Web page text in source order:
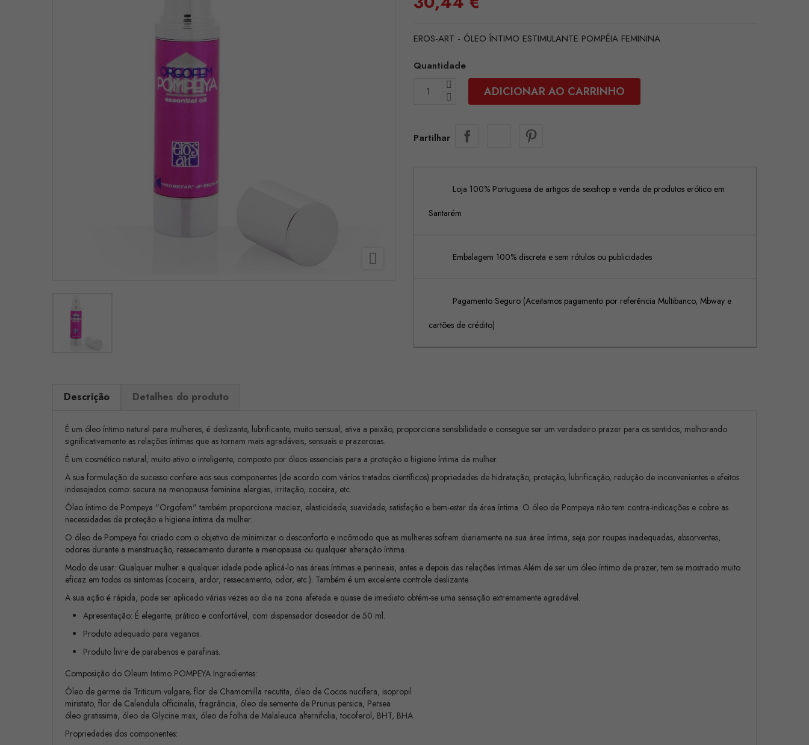

EROS-ART - ÓLEO ÍNTIMO ESTIMULANTE POMPÉIA FEMININA
Quantidade
ADICIONAR AO CARRINHO
Partilhar
Loja 100% Portuguesa de artigos de sexshop e venda de produtos erótico em
Santarém
Embalagem 100% discreta e sem rótulos ou publicidades
Pagamento Seguro (Aceitamos pagamento por referência Multibanco, Mbway e
cartões de crédito)
Descrição Detalhes do produto
É um óleo íntimo natural para mulheres, é deslizante, lubrificante, muito sensual, ativa a paixão, proporciona sensibilidade e consegue ser um verdadeiro prazer para os sentidos, melhorando
significativamente as relações íntimas que as tornam mais agradáveis, sensuais e prazerosas.
É um cosmético natural, muito ativo e inteligente, composto por óleos essenciais para a proteção e higiene íntima da mulher.
A sua formulação de sucesso confere aos seus componentes (de acordo com vários tratados científicos) propriedades de hidratação, proteção, lubrificação, redução de inconvenientes e efeitos
indesejados como: secura na menopausa feminina alergias, irritação, coceira, etc.
Óleo íntimo de Pompeya "Orgofem" também proporciona maciez, elasticidade, suavidade, satisfação e bem-estar da área íntima. O óleo de Pompeya não tem contra-indicações e cobre as
necessidades de proteção e higiene íntima da mulher.
O óleo de Pompeya foi criado com o objetivo de minimizar o desconforto e incômodo que as mulheres sofrem diariamente na sua área íntima, seja por roupas inadequadas, absorventes,
odores durante a menstruação, ressecamento durante a menopausa ou qualquer alteração íntima.
Modo de usar: Qualquer mulher e qualquer idade pode aplicá-lo nas áreas íntimas e perineais, antes e depois das relações íntimas Além de ser um óleo íntimo de prazer, tem se mostrado muito
eficaz em todos os sintomas (coceira, ardor, ressecamento, odor, etc.). Também é um excelente controle deslizante.
A sua ação é rápida, pode ser aplicado várias vezes ao dia na zona afetada e quase de imediato obtém-se uma sensação extremamente agradável.
Apresentação: É elegante, prático e confortável, com dispensador doseador de 50 ml.
Produto adequado para veganos.
Produto livre de parabenos e parafinas.
Composição do Oleum Intimo POMPEYA Ingredientes:
Óleo de germe de Triticum vulgare, flor de Chamomilla recutita, óleo de Cocos nucifera, isopropil
miristato, flor de Calendula officinalis, fragrância, óleo de semente de Prunus persica, Persea
óleo gratissima, óleo de Glycine max, óleo de folha de Malaleuca alternifolia, tocoferol, BHT, BHA
Propriedades dos componentes: